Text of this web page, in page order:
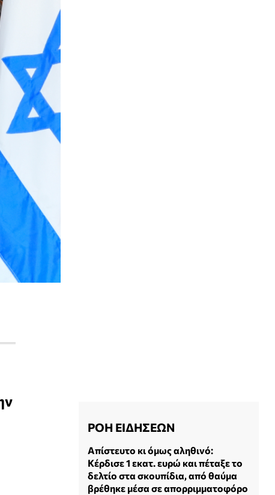
ΡΟΗ ΕΙΔΗΣΕΩΝ
Απίστευτο κι όμως αληθινό:
Κέρδισε 1 εκατ. ευρώ και πέταξε το
δελτίο στα σκουπίδια, από θαύμα
βρέθηκε μέσα σε απορριμματοφόρο